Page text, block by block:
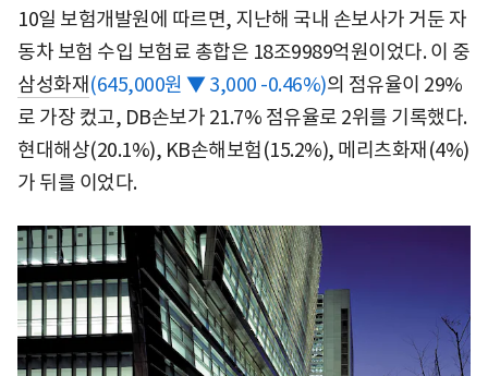
10일 보험개발원에 따르면, 지난해 국내 손보사가 거둔 자
동차 보험 수입 보험료 총합은 18조9989억원이었다. 이 중
삼성화재 (645,000원 ▼ 3,000 -0.46%)의 점유율이 29%
로 가장 컸고, DB손보가 21.7% 점유율로 2위를 기록했다.
현대해상(20.1%), KB손해보험(15.2%), 메리츠화재(4%)
가 뒤를 이었다.